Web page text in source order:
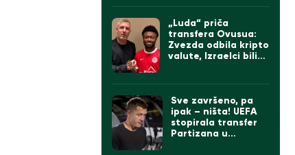
„Luda“ priča
transfera Ovusua:
Zvezda odbila kripto
valute, Izraelci bili
Sve završeno, pa
ipak – ništa! UEFA
stopirala transfer
Partizana u